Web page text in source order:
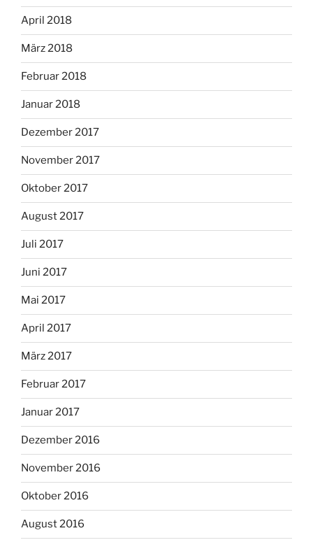
April 2018
März 2018
Februar 2018
Januar 2018
Dezember 2017
November 2017
Oktober 2017
August 2017
Juli 2017
Juni 2017
Mai 2017
April 2017
März 2017
Februar 2017
Januar 2017
Dezember 2016
November 2016
Oktober 2016
August 2016